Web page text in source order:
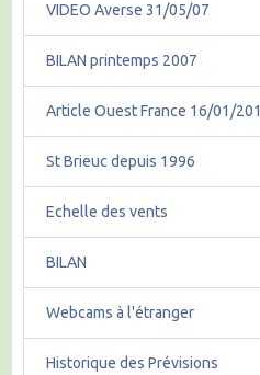
VIDEO Averse 31/05/07
BILAN printemps 2007
Article Ouest France 16/01/201
St Brieuc depuis 1996
Echelle des vents
BILAN
Webcams à l'étranger
Historique des Prévisions